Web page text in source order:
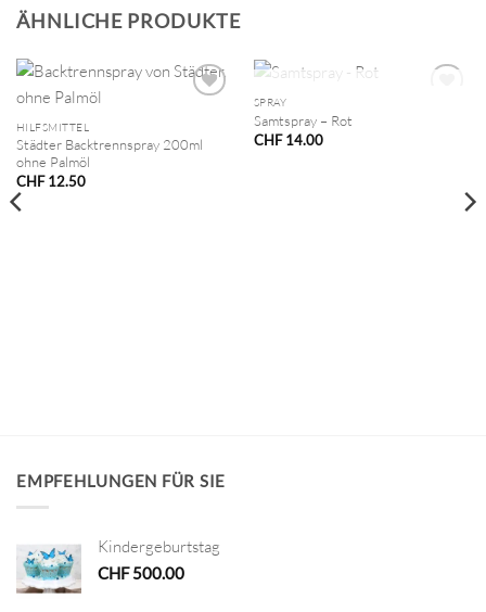
ÄHNLICHE PRODUKTE
HILFSMITTEL
Städter Backtrennspray 200ml
ohne Palmöl
CHF12.50
SPRAY
Samtspray – Rot
CHF14.00
EMPFEHLUNGEN FÜR SIE
Kindergeburtstag
CHF500.00